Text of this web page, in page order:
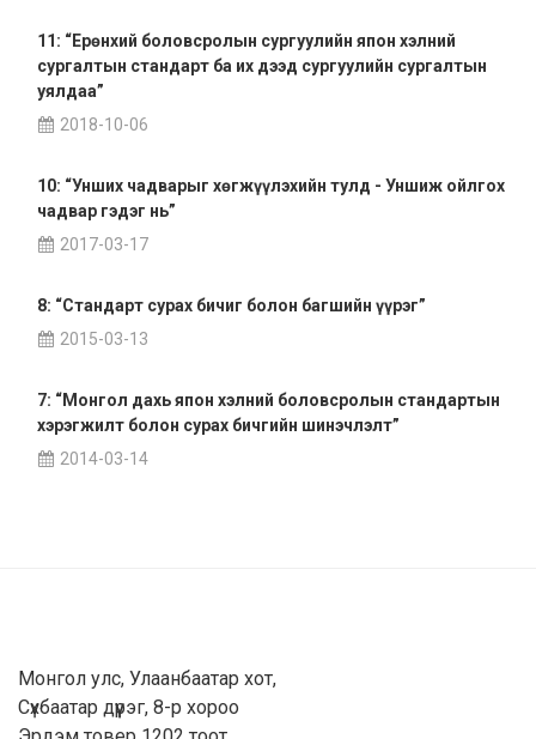
11: “Ерөнхий боловсролын сургуулийн япон хэлний
сургалтын стандарт ба их дээд сургуулийн сургалтын
уялдаа”
2018-10-06
10: “Унших чадварыг хөгжүүлэхийн тулд - Уншиж ойлгох
чадвар гэдэг нь”
2017-03-17
8: “Стандарт сурах бичиг болон багшийн үүрэг”
2015-03-13
7: “Монгол дахь япон хэлний боловсролын стандартын
хэрэгжилт болон сурах бичгийн шинэчлэлт”
2014-03-14
Монгол улс, Улаанбаатар хот,
Сүхбаатар дүүрэг, 8-р хороо